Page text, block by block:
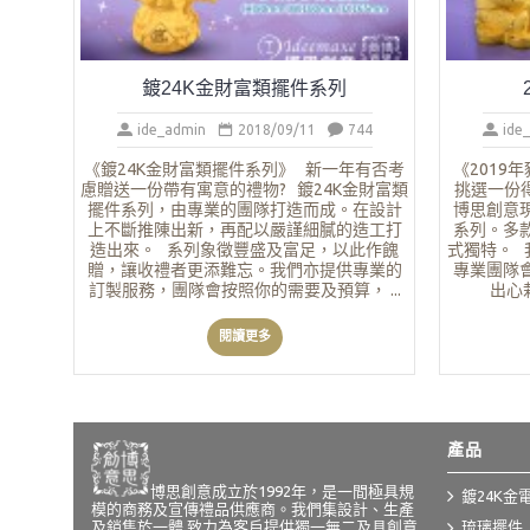
鍍24K金財富類擺件系列
ide_admin 2018/09/11 744
《鍍24K金財富類擺件系列》 新一年有否考
慮贈送一份帶有寓意的禮物? 鍍24K金財富類
擺件系列，由專業的團隊打造而成。在設計
上不斷推陳出新，再配以嚴謹細膩的造工打
造出來。 系列象徵豐盛及富足，以此作餽
贈，讓收禮者更添難忘。我們亦提供專業的
訂製服務，團隊會按照你的需要及預算， ...
閱讀更多
《2019
挑選一份
博思創意
系列。多
式獨特。
專業團隊
出心
博思創意成立於1992年，是一間極具規
模的商務及宣傳禮品供應商。我們集設計、生產
及銷售於一體,致力為客戶提供獨一無二及具創意
產品
鍍24K金